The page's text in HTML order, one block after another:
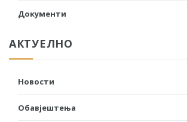
Документи
АКТУЕЛНО
Новости
Обавјештења